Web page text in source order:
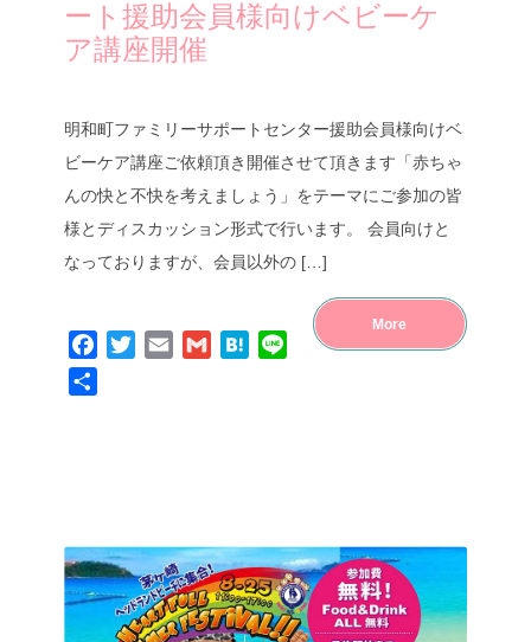
ート援助会員様向けベビーケ
ア講座開催
明和町ファミリーサポートセンター援助会員様向けベ
ビーケア講座ご依頼頂き開催させて頂きます「赤ちゃ
んの快と不快を考えましょう」をテーマにご参加の皆
様とディスカッション形式で行います。 会員向けと
なっておりますが、会員以外の […]
More
Facebook
TwitterEmail Gmail HatenaLine